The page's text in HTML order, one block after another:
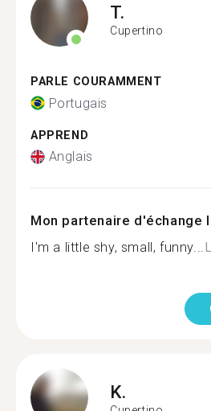
T.
Cupertino
PARLE COURAMMENT
Portugais
APPREND
Anglais
Mon partenaire d'échange
I'm a little shy, small, funny...
K.